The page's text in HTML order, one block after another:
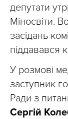
депутати
Міносвіти.
засідань
піддавався
У розмові
заступник
Ради з
Сергій